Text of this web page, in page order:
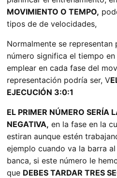
MOVIMIENTO O TEMPO,
tipos de de velocidades,
Normalmente se
número significa el tiempo
emplear en cada fase del
representación podría ser, V
EJECUCIÓN 3:0:1
EL PRIMER NÚMERO SERÍA
NEGATIVA, en la fase en la
estiran aunque estén
ejemplo cuando va la barra
banca, si este número le
que DEBES TARDAR TRES